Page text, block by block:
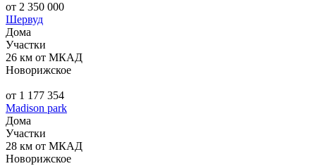
от 2 350 000
Шервуд
Дома
Участки
26 км от МКАД
Новорижское
от 1 177 354
Madison park
Дома
Участки
28 км от МКАД
Новорижское